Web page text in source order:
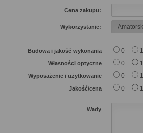
Cena zakupu:
Wykorzystanie:
Budowa i jakość wykonania 0 1
Własności optyczne 0 1
Wyposażenie i użytkowanie 0 1
Jakość/cena 0 1
Wady